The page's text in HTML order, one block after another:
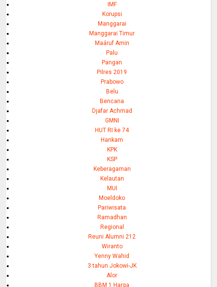
IMF
Korupsi
Manggarai
Manggarai Timur
Maáruf Amin
Palu
Pangan
Pilres 2019
Prabowo
Belu
Bencana
Djafar Achmad
GMNI
HUT RI ke 74
Hankam
KPK
KSP
Keberagaman
Kelautan
MUI
Moeldoko
Pariwisata
Ramadhan
Regional
Reuni Alumni 212
Wiranto
Yenny Wahid
3 tahun Jokowi-JK
Alor
BBM 1 Harga